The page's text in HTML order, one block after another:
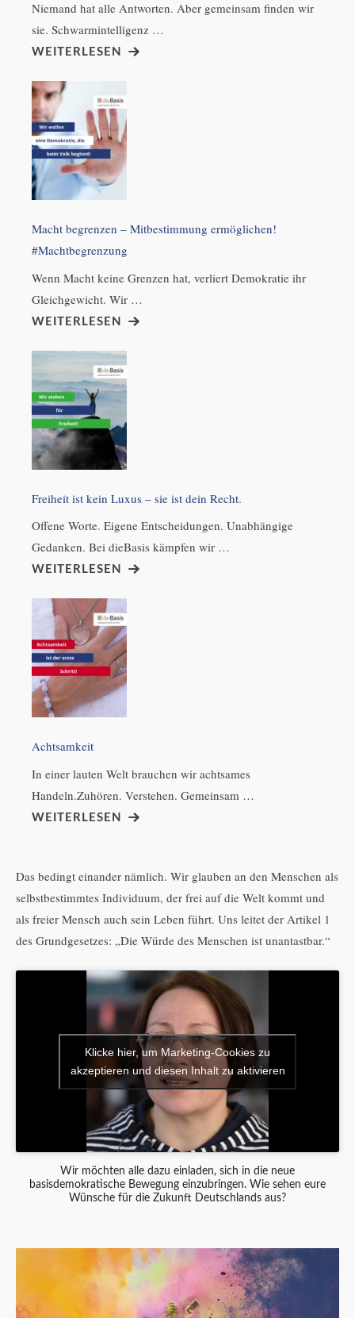
Niemand hat alle Antworten. Aber gemeinsam finden wir
sie. Schwarmintelligenz …
WEITERLESEN
Macht begrenzen – Mitbestimmung ermöglichen!
#Machtbegrenzung
Wenn Macht keine Grenzen hat, verliert Demokratie ihr
Gleichgewicht. Wir …
WEITERLESEN
Freiheit ist kein Luxus – sie ist dein Recht.
Offene Worte. Eigene Entscheidungen. Unabhängige
Gedanken. Bei dieBasis kämpfen wir …
WEITERLESEN
Achtsamkeit
In einer lauten Welt brauchen wir achtsames
Handeln.Zuhören. Verstehen. Gemeinsam …
WEITERLESEN
Das bedingt einander nämlich. Wir glauben an den Menschen als
selbstbestimmtes Individuum, der frei auf die Welt kommt und
als freier Mensch auch sein Leben führt. Uns leitet der Artikel 1
des Grundgesetzes: „Die Würde des Menschen ist unantastbar.“
Klicke hier, um Marketing-Cookies zu
akzeptieren und diesen Inhalt zu aktivieren
Wir möchten alle dazu einladen, sich in die neue
basisdemokratische Bewegung einzubringen. Wie sehen eure
Wünsche für die Zukunft Deutschlands aus?